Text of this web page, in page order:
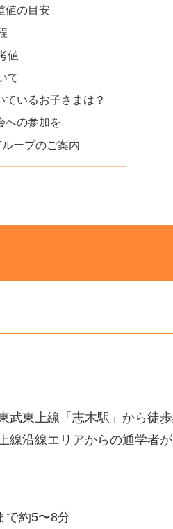
値の目安
値
て
ているお子さまは？
への参加を
ープのご案内
武東上線「志木駅」から徒
線沿線エリアからの通学者
で約5〜8分